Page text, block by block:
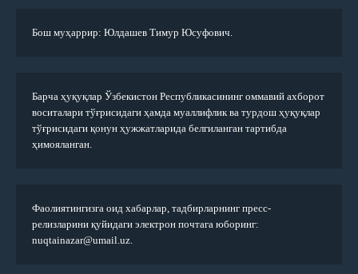
Бош муҳаррир: Юлдашев Тимур Юсуфович.
Барча ҳуқуқлар Ўзбекистон Республикасининг оммавий ахборот
воситалари тўғрисидаги ҳамда муаллифлик ва турдош ҳуқуқлар
тўғрисидаги қонун ҳужжатларида белгиланган тартибда
ҳимояланган.
Фаолиятингизга оид хабарлар, тадбирларнинг пресс-
релизларини қуйидаги электрон почтага юборинг:
nuqtainazar@umail.uz.